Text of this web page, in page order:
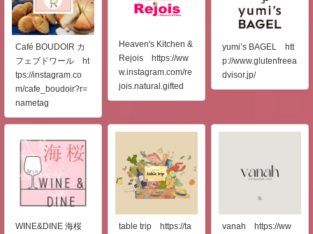
Café BOUDOIR カ
フェブドワール ht
tps://instagram.co
m/cafe_boudoir?r=
nametag
Heaven's Kitchen &
Rejois https://ww
w.instagram.com/re
jois.natural.gifted
yumi’s BAGEL htt
p://www.glutenfreea
dvisor.jp/
WINE&DINE 海桜
table trip https://ta
vanah https://ww